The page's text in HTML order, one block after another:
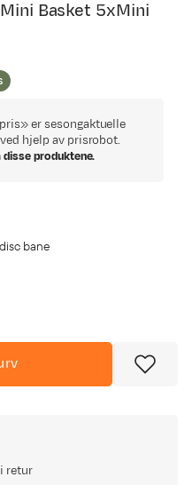
Basket 5xMini
er sesongaktuelle
hjelp av prisrobot.
disse produktene.
bane
retur